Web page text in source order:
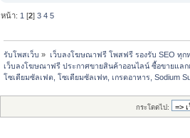
หน้า: 1 [2]3 4 5
รับโพสเว็บ » เว็บลงโฆษณาฟรี โพสฟรี รองรับ SEO ทุก
เว็บลงโฆษณาฟรี ประกาศขายสินค้าออนไลน์ ซื้อขายแล
โซเดียมซัลเฟต, โซเดียมซัลเฟท, เกรดอาหาร, Sodium
กระโดดไป: